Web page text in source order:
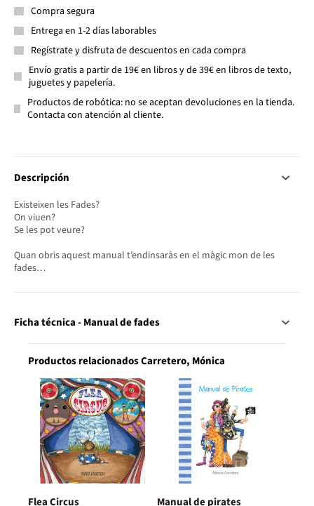
Compra segura
Entrega en 1-2 días laborables
Regístrate y disfruta de descuentos en cada compra
Envío gratis a partir de 19€ en libros y de 39€ en libros de texto,
juguetes y papelería.
Productos de robótica: no se aceptan devoluciones en la tienda.
Contacta con atención al cliente.
Descripción
Existeixen les Fades?
On viuen?
Se les pot veure?
Quan obris aquest manual t’endinsaràs en el màgic mon de les
fades…
Ficha técnica - Manual de fades
Productos relacionados Carretero, Mónica
Flea Circus Manual de pirates